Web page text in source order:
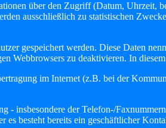
über den Zugriff (Datum, Uhrzeit,
ausschließlich zu statistischen
gespeichert werden. Diese Daten
Webbrowsers zu deaktivieren. In
im Internet (z.B. bei der
- insbesondere der Telefon-/
besteht bereits ein geschäftlicher